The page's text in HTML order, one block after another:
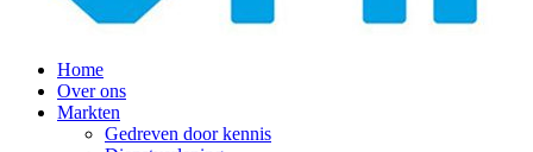
Home
Over ons
Markten
Gedreven door kennis